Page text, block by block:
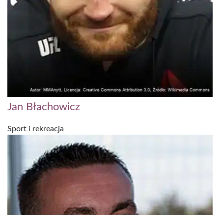
Jan Błachowicz
Sport i rekreacja